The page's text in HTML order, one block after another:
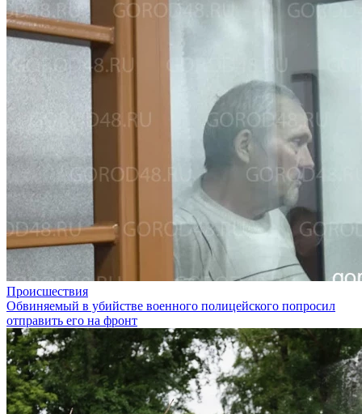
Происшествия
Обвиняемый в убийстве военного полицейского попросил
отправить его на фронт